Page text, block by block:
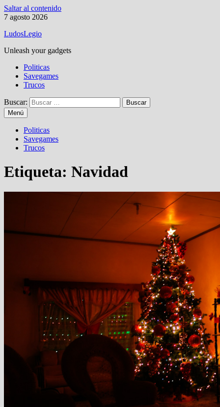
Saltar al contenido
7 agosto 2026
LudosLegio
Unleash your gadgets
Politicas
Savegames
Trucos
Buscar:
Menú
Politicas
Savegames
Trucos
Etiqueta: Navidad